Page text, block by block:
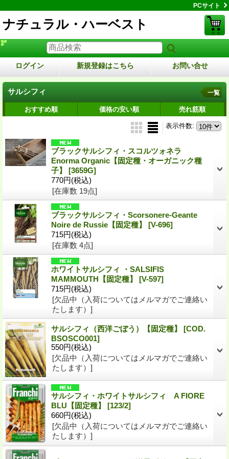
PCサイト
ナチュラル・ハーベスト
ログイン 新規登録はこちら お問い合せ
サルシフィ 一覧
おすすめ順 価格の安い順 売れ筋順
表示件数:
ブラックサルシフィ・スコルツォネラ
Enorma Organic【固定種・オーガニック種
子】 [3659G]
770円(税込)
[在庫数 19点]
ブラックサルシフィ・Scorsonere-Geante
Noire de Russie【固定種】 [V-696]
715円(税込)
[在庫数 4点]
ホワイトサルシフィ ・SALSIFIS
MAMMOUTH【固定種】 [V-597]
715円(税込)
[欠品中（入荷についてはメルマガでご連絡い
たします）]
サルシフィ（西洋ごぼう）【固定種】 [COD.
BSOSCO001]
550円(税込)
[欠品中（入荷についてはメルマガでご連絡い
たします）]
サルシフィ・ホワイトサルシフィ A FIORE
BLU【固定種】 [123/2]
660円(税込)
[欠品中（入荷についてはメルマガでご連絡い
たします）]